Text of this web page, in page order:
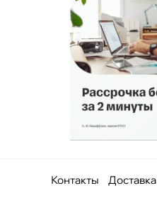
Контакты Доставка